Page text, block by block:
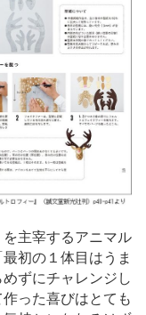
主宰するアニマル
初の１体目はうま
ずにチャレンジし
った喜びはとても